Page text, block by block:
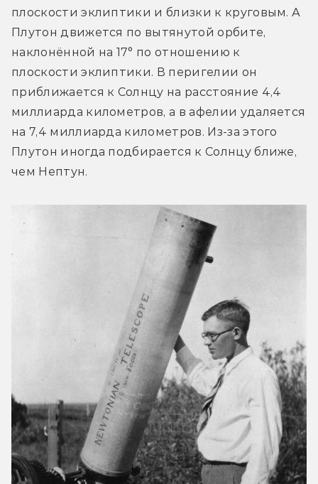
плоскости эклиптики и близки к круговым. А
Плутон движется по вытянутой орбите,
наклонённой на 17° по отношению к
плоскости эклиптики. В перигелии он
приближается к Солнцу на расстояние 4,4
миллиарда километров, а в афелии удаляется
на 7,4 миллиарда километров. Из-за этого
Плутон иногда подбирается к Солнцу ближе,
чем Нептун.